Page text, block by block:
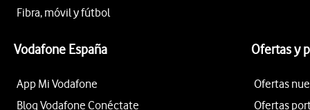
Fibra, móvil y fútbol
Vodafone España
App Mi Vodafone
Blog Vodafone Conéctate
Ofertas y
Ofertas
Ofertas